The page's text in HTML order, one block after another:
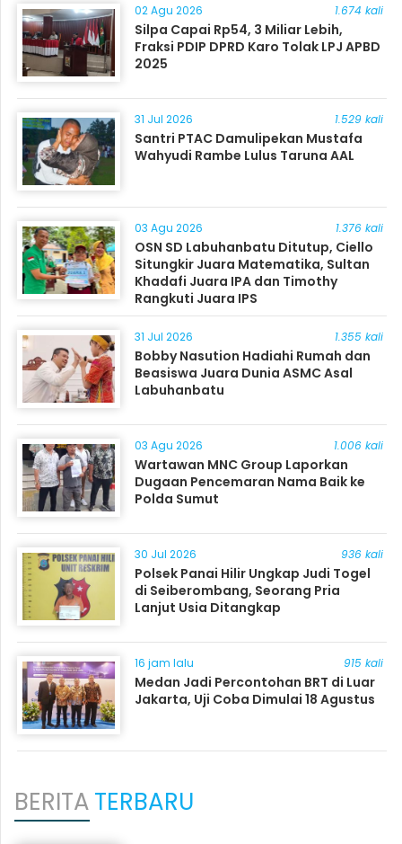
02 Agu 2026 1.674 kali
Silpa Capai Rp54, 3 Miliar Lebih,
Fraksi PDIP DPRD Karo Tolak LPJ APBD
2025
31 Jul 2026 1.529 kali
Santri PTAC Damulipekan Mustafa
Wahyudi Rambe Lulus Taruna AAL
03 Agu 2026 1.376 kali
OSN SD Labuhanbatu Ditutup, Ciello
Situngkir Juara Matematika, Sultan
Khadafi Juara IPA dan Timothy
Rangkuti Juara IPS
31 Jul 2026 1.355 kali
Bobby Nasution Hadiahi Rumah dan
Beasiswa Juara Dunia ASMC Asal
Labuhanbatu
03 Agu 2026 1.006 kali
Wartawan MNC Group Laporkan
Dugaan Pencemaran Nama Baik ke
Polda Sumut
30 Jul 2026 936 kali
Polsek Panai Hilir Ungkap Judi Togel
di Seiberombang, Seorang Pria
Lanjut Usia Ditangkap
16 jam lalu 915 kali
Medan Jadi Percontohan BRT di Luar
Jakarta, Uji Coba Dimulai 18 Agustus
BERITATERBARU